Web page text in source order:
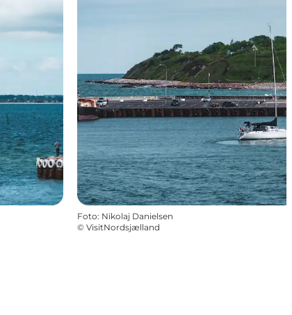
Foto: Nikolaj Danielsen
© VisitNordsjælland